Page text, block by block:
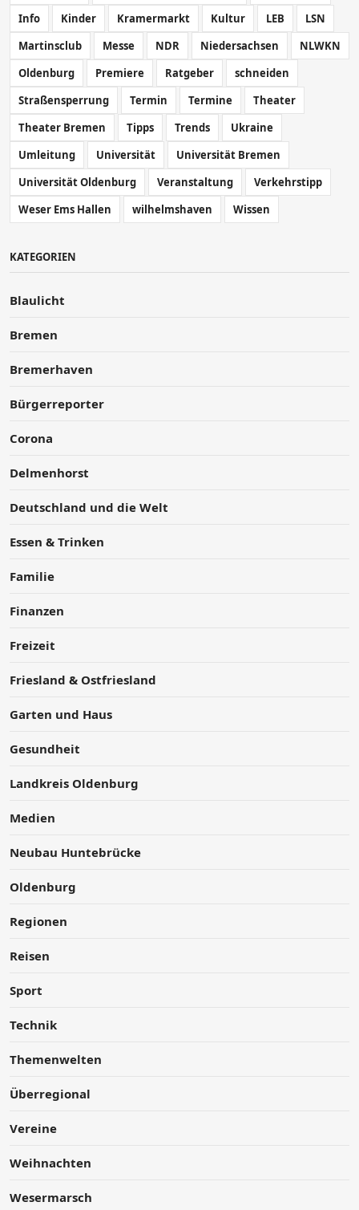
Info
Kinder Kramermarkt Kultur LEB
LSN
Martinsclub
Messe NDR Niedersachsen
NLWKN
Oldenburg
Premiere Ratgeber
schneiden
Straßensperrung
Termin Termine
Theater
Theater Bremen
Tipps Trends
Ukraine
Umleitung
Universität
Universität Bremen
Universität Oldenburg
Veranstaltung
Verkehrstipp
Weser Ems Hallen
wilhelmshaven Wissen
KATEGORIEN
Blaulicht
Bremen
Bremerhaven
Bürgerreporter
Corona
Delmenhorst
Deutschland und die Welt
Essen & Trinken
Familie
Finanzen
Freizeit
Friesland & Ostfriesland
Garten und Haus
Gesundheit
Landkreis Oldenburg
Medien
Neubau Huntebrücke
Oldenburg
Regionen
Reisen
Sport
Technik
Themenwelten
Überregional
Vereine
Weihnachten
Wesermarsch